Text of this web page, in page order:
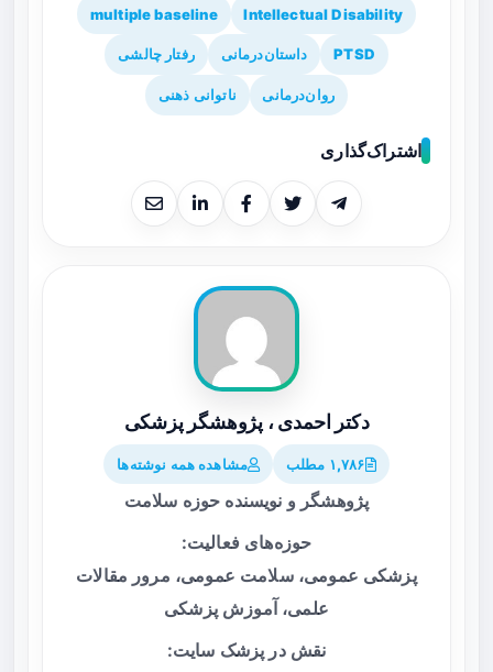
Intellectual Disability
multiple baseline
PTSD داستان‌درمانی رفتار چالشی
روان‌درمانی ناتوانی ذهنی
اشتراک‌گذاری
دکتر احمدی ، پژوهشگر پزشکی
۱,۷۸۶ مطلب مشاهده همه نوشته‌ها
پژوهشگر و نویسنده حوزه سلامت
حوزه‌های فعالیت:
پزشکی عمومی، سلامت عمومی، مرور مقالات
علمی، آموزش پزشکی
نقش در پزشک سایت: